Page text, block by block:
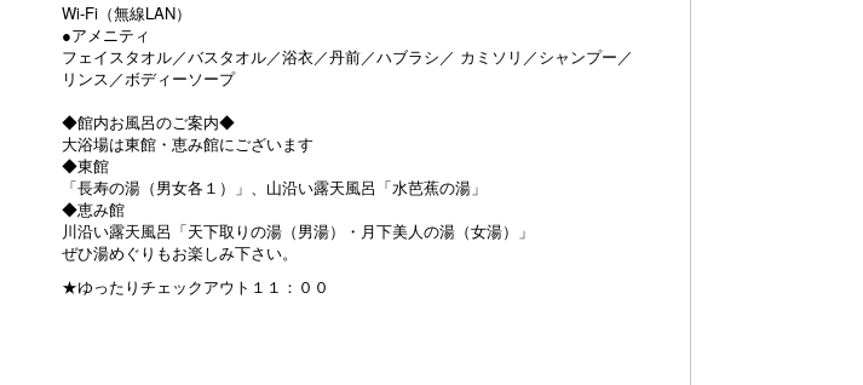
Wi-Fi（無線LAN）
●アメニティ
フェイスタオル／バスタオル／浴衣／丹前／ハブラシ／ カミソリ／シャンプー／
リンス／ボディーソープ
◆館内お風呂のご案内◆
大浴場は東館・恵み館にございます
◆東館
「長寿の湯（男女各１）」、山沿い露天風呂「水芭蕉の湯」
◆恵み館
川沿い露天風呂「天下取りの湯（男湯）・月下美人の湯（女湯）」
ぜひ湯めぐりもお楽しみ下さい。
★ゆったりチェックアウト１１：００